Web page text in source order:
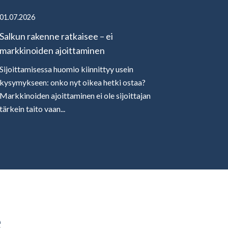
01.07.2026
Salkun rakenne ratkaisee – ei
markkinoiden ajoittaminen
Sijoittamisessa huomio kiinnittyy usein
kysymykseen: onko nyt oikea hetki ostaa?
Markkinoiden ajoittaminen ei ole sijoittajan
tärkein taito vaan...